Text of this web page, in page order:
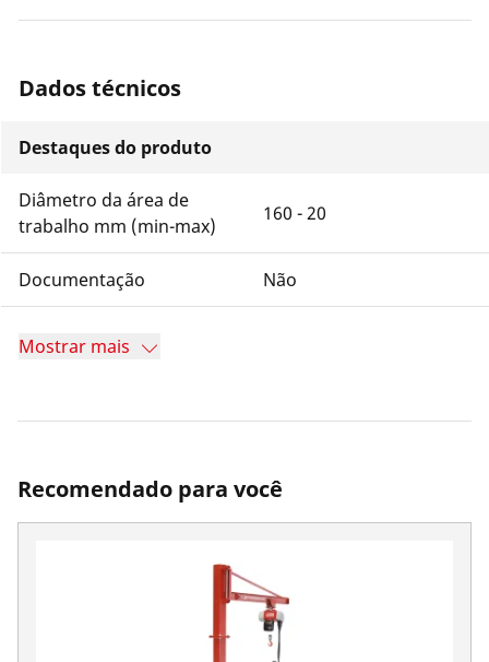
Dados técnicos
Destaques do produto
Diâmetro da área de
trabalho mm (min-max)
160 - 20
Documentação Não
Mostrar mais
Recomendado para você